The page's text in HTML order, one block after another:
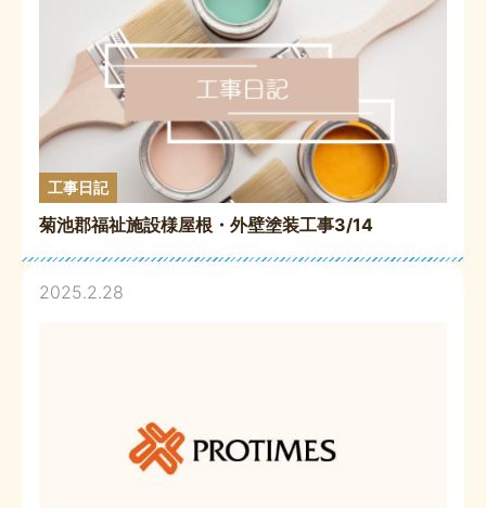
工事日記
菊池郡福祉施設様屋根・外壁塗装工事3/14
2025.2.28